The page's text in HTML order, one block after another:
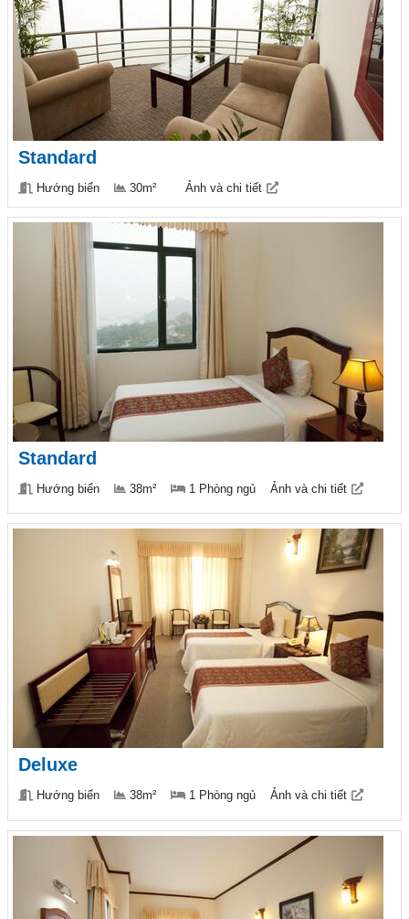
Standard
Hướng biển 30m² Ảnh và chi tiết
Standard
Hướng biển 38m² 1 Phòng ngủ Ảnh và chi tiết
Deluxe
Hướng biển 38m² 1 Phòng ngủ Ảnh và chi tiết